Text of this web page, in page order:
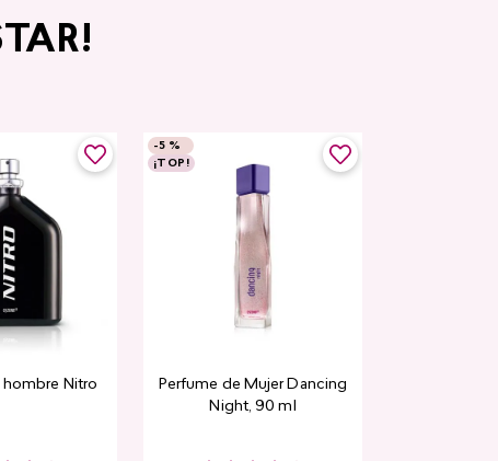
hombre Nitro
-5 %
¡TOP!
Perfume de Mujer Dancing
Night, 90 ml